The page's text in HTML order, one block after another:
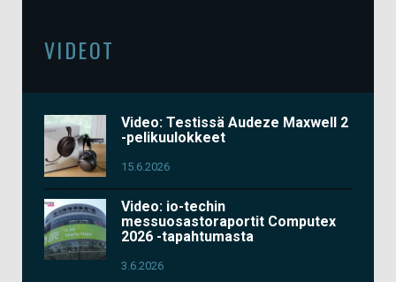
VIDEOT
Video: Testissä Audeze Maxwell 2
-pelikuulokkeet
15.6.2026
Video: io-techin
messuosastoraportit Computex
2026 -tapahtumasta
3.6.2026